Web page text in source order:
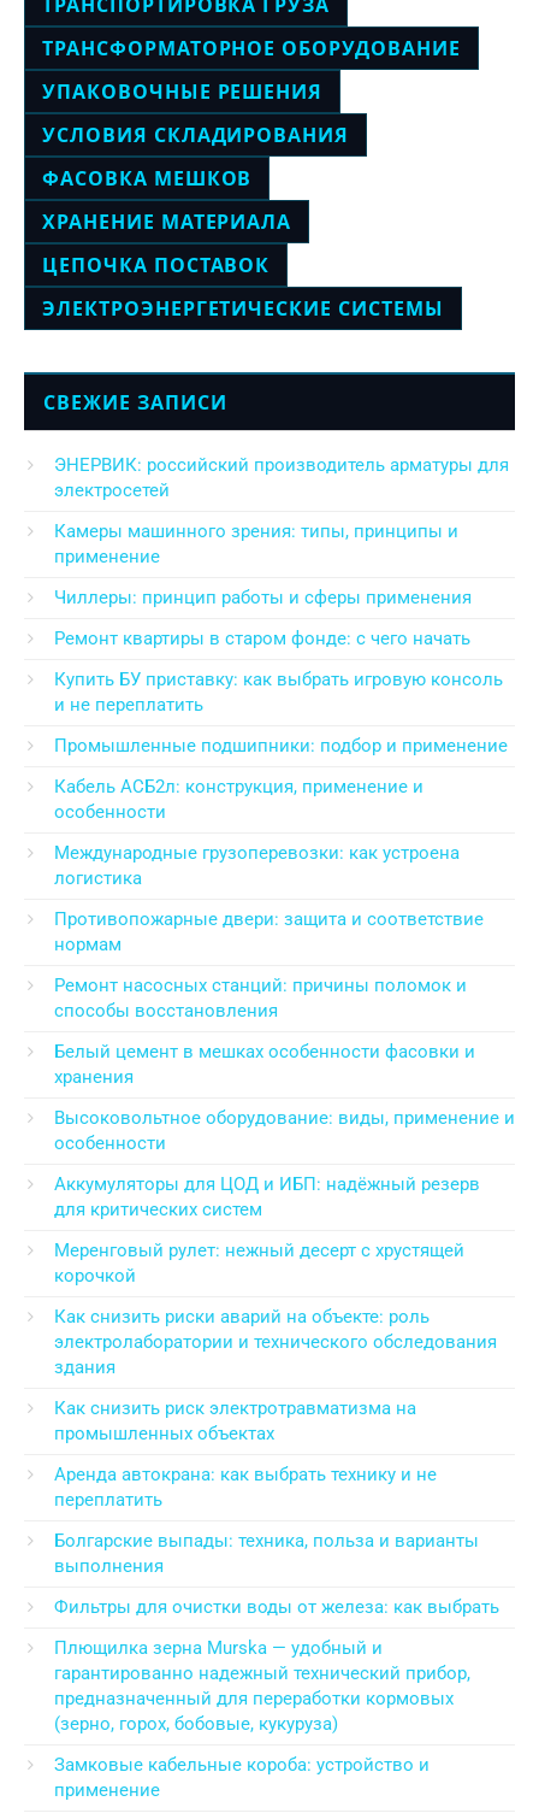
ТРАНСФОРМАТОРНОЕ ОБОРУДОВАНИЕ
УПАКОВОЧНЫЕ РЕШЕНИЯ
УСЛОВИЯ СКЛАДИРОВАНИЯ
ФАСОВКА МЕШКОВ
ХРАНЕНИЕ МАТЕРИАЛА
ЦЕПОЧКА ПОСТАВОК
ЭЛЕКТРОЭНЕРГЕТИЧЕСКИЕ СИСТЕМЫ
СВЕЖИЕ ЗАПИСИ
ЭНЕРВИК: российский производитель арматуры для
электросетей
Камеры машинного зрения: типы, принципы и
применение
Чиллеры: принцип работы и сферы применения
Ремонт квартиры в старом фонде: с чего начать
Купить БУ приставку: как выбрать игровую консоль
и не переплатить
Промышленные подшипники: подбор и применение
Кабель АСБ2л: конструкция, применение и
особенности
Международные грузоперевозки: как устроена
логистика
Противопожарные двери: защита и соответствие
нормам
Ремонт насосных станций: причины поломок и
способы восстановления
Белый цемент в мешках особенности фасовки и
хранения
Высоковольтное оборудование: виды, применение и
особенности
Аккумуляторы для ЦОД и ИБП: надёжный резерв
для критических систем
Меренговый рулет: нежный десерт с хрустящей
корочкой
Как снизить риски аварий на объекте: роль
электролаборатории и технического обследования
здания
Как снизить риск электротравматизма на
промышленных объектах
Аренда автокрана: как выбрать технику и не
переплатить
Болгарские выпады: техника, польза и варианты
выполнения
Фильтры для очистки воды от железа: как выбрать
Плющилка зерна Murska — удобный и
гарантированно надежный технический прибор,
предназначенный для переработки кормовых
(зерно, горох, бобовые, кукуруза)
Замковые кабельные короба: устройство и
применение